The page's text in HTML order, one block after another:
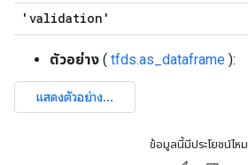
'validation'
ตัวอย่าง ( tfds.as_dataframe ):
ข้อมูลนี้มีประโยชน์ไหม